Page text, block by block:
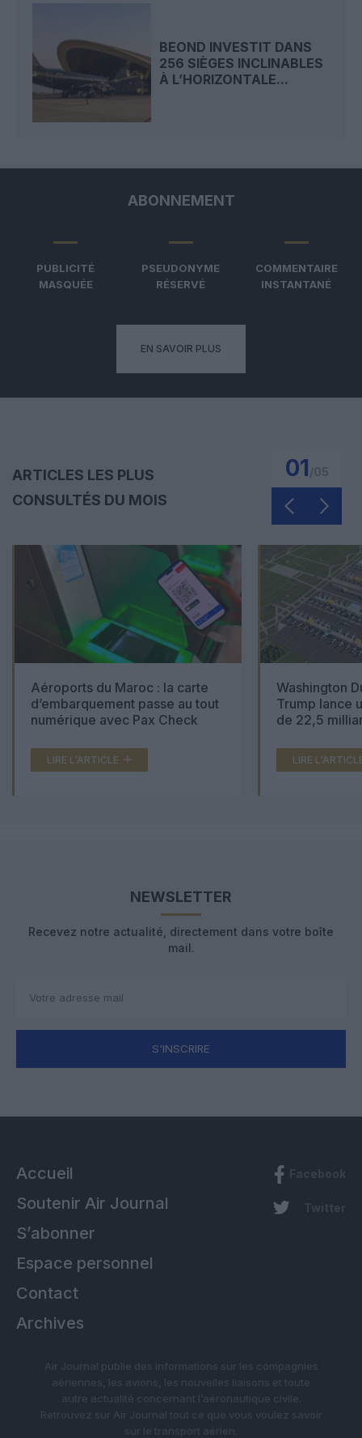
BEOND INVESTIT DANS
256 SIÈGES INCLINABLES
À L’HORIZONTALE...
ABONNEMENT
PUBLICITÉ
MASQUÉE
PSEUDONYME
RÉSERVÉ
COMMENTAIRE
INSTANTANÉ
EN SAVOIR PLUS
ARTICLES LES PLUS
CONSULTÉS DU MOIS
01
Aéroports du Maroc : la carte
d’embarquement passe au tout
numérique avec Pax Check
LIRE L'ARTICLE
Washington
Trump lance
de 22,5
LIRE
NEWSLETTER
Recevez notre actualité, directement dans votre boîte
mail.
S'INSCRIRE
Accueil
Soutenir Air Journal
S’abonner
Espace personnel
Contact
Archives